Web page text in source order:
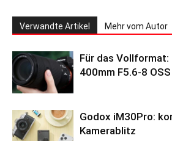
Verwandte Artikel Mehr vom Autor
Für das Vollformat:
400mm F5.6-8 OSS
Godox iM30Pro:
Kamerablitz